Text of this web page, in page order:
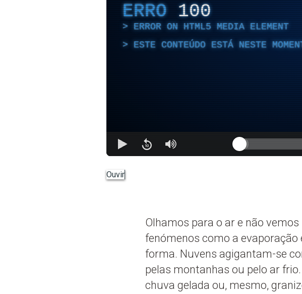
ERRO 100
ERROR ON HTML5 MEDIA ELEMENT
ESTE CONTEÚDO ESTÁ NESTE
Ouvir
Olhamos para o ar e não
fenómenos como a evaporação
forma. Nuvens agigantam-se
pelas montanhas ou pelo ar
chuva gelada ou, mesmo,